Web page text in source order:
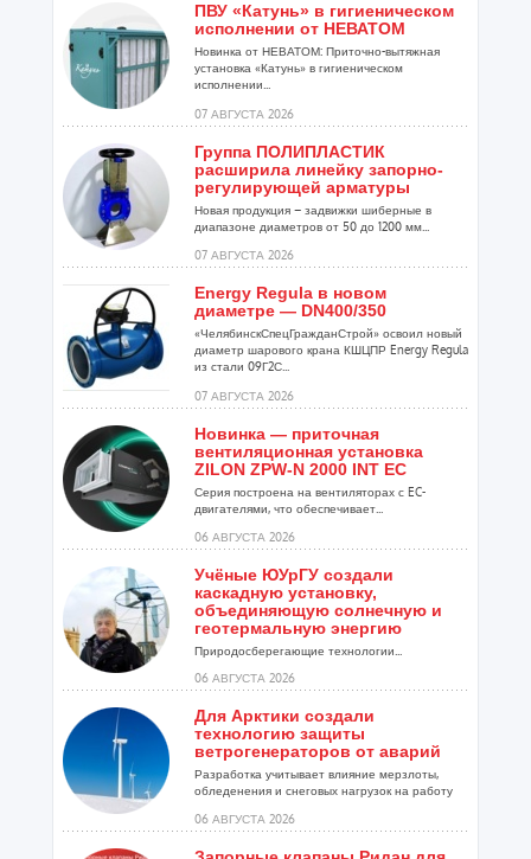
ПВУ «Катунь» в гигиеническом
исполнении от НЕВАТОМ
Новинка от НЕВАТОМ: Приточно-вытяжная
установка «Катунь» в гигиеническом
исполнении...
07 АВГУСТА 2026
Группа ПОЛИПЛАСТИК
расширила линейку запорно-
регулирующей арматуры
Новая продукция – задвижки шиберные в
диапазоне диаметров от 50 до 1200 мм...
07 АВГУСТА 2026
Energy Regula в новом
диаметре — DN400/350
«ЧелябинскСпецГражданСтрой» освоил новый
диаметр шарового крана КШЦПР Energy Regula
из стали 09Г2С...
07 АВГУСТА 2026
Новинка — приточная
вентиляционная установка
ZILON ZPW-N 2000 INT EC
Серия построена на вентиляторах с EC-
двигателями, что обеспечивает...
06 АВГУСТА 2026
Учёные ЮУрГУ создали
каскадную установку,
объединяющую солнечную и
геотермальную энергию
Природосберегающие технологии...
06 АВГУСТА 2026
Для Арктики создали
технологию защиты
ветрогенераторов от аварий
Разработка учитывает влияние мерзлоты,
обледенения и снеговых нагрузок на работу
06 АВГУСТА 2026